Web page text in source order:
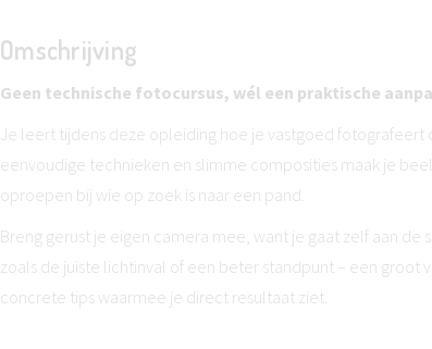
Omschrijving
Geen technische fotocursus, wél een praktische
Je leert tijdens deze opleiding hoe je vastgoed
eenvoudige technieken en slimme composities maak je
oproepen bij wie op zoek is naar een pand.
Breng gerust je eigen camera mee, want je gaat zelf aan de
zoals de juiste lichtinval of een beter standpunt – een groot
concrete tips waarmee je direct resultaat ziet.